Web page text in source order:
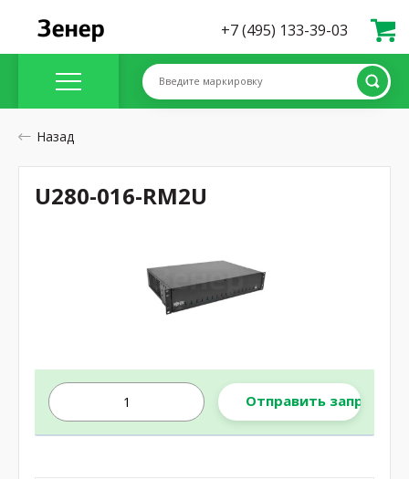
+7 (495) 133-39-03
Введите маркировку
Назад
Отправить запрос
U280-016-RM2U